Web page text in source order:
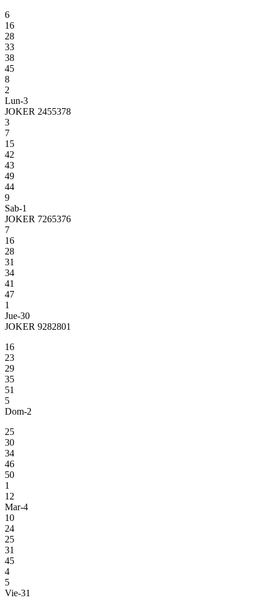
6
16
28
33
38
45
8
2
Lun-3
JOKER 2455378
3
7
15
42
43
49
44
9
Sab-1
JOKER 7265376
7
16
28
31
34
41
47
1
Jue-30
JOKER 9282801
16
23
29
35
51
5
Dom-2
25
30
34
46
50
1
12
Mar-4
10
24
25
31
45
4
5
Vie-31